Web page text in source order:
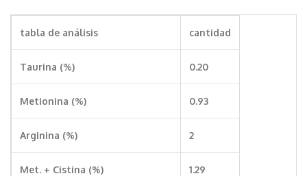
tabla de análisis cantidad
Taurina (%) 0.20
Metionina (%) 0.93
Arginina (%) 2
Met. + Cistina (%) 1.29